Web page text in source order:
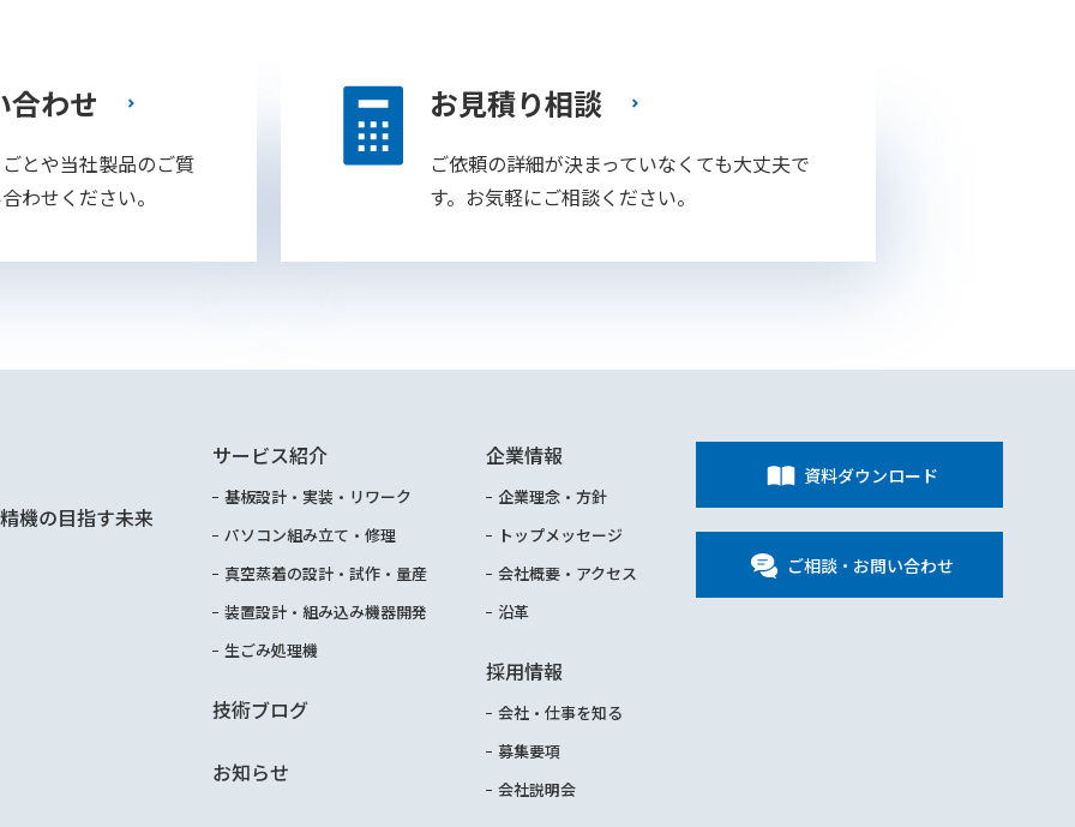
合わせ
とや当社製品のご質
わせください。
お見積り相談
ご依頼の詳細が決まっていなくても大丈夫で
す。お気軽にご相談ください。
機の目指す未来
サービス紹介
基板設計・実装・リワーク
パソコン組み立て・修理
真空蒸着の設計・試作・量産
装置設計・組み込み機器開発
生ごみ処理機
技術ブログ
お知らせ
企業情報
企業理念・方針
トップメッセージ
会社概要・アクセス
沿革
採用情報
会社・仕事を知る
募集要項
会社説明会
資料ダウンロード
ご相談・お問い合わせ